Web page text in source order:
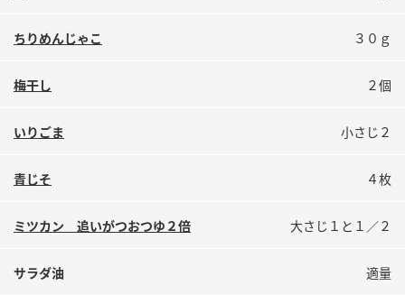
検索
業務用サイト 製造所固有記号一覧
ちりめんじゃこ ３０ｇ
梅干し ２個
いりごま 小さじ２
青じそ ４枚
ミツカン 追いがつおつゆ２倍 大さじ１と１／２
サラダ油 適量